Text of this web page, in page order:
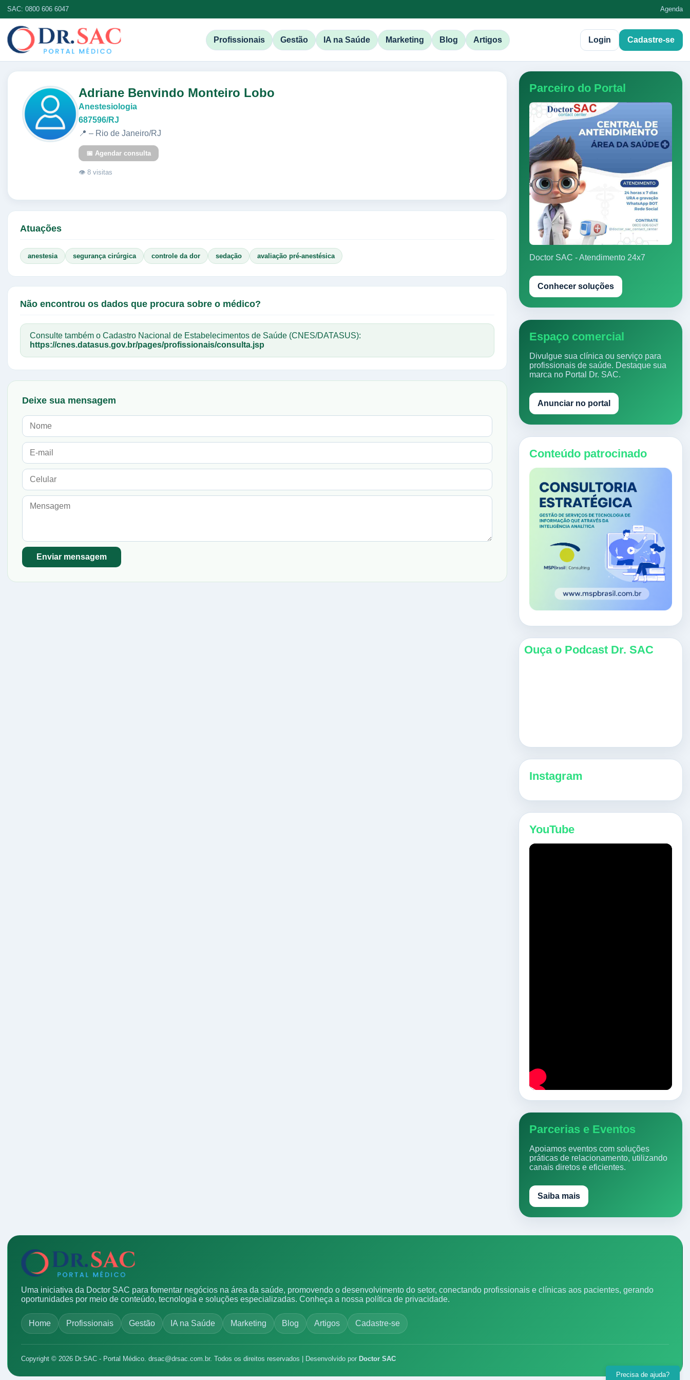
SAC: 0800 606 6047 Agenda
Profissionais Gestão IA na Saúde Marketing Blog Artigos Login Cadastre-se
Adriane Benvindo Monteiro Lobo
Anestesiologia
687596/RJ
📍 – Rio de Janeiro/RJ
📅 Agendar consulta
👁 8 visitas
Atuações
anestesia segurança cirúrgica controle da dor sedação avaliação pré-anestésica
Não encontrou os dados que procura sobre o médico?
Consulte também o Cadastro Nacional de Estabelecimentos de Saúde (CNES/DATASUS):
https://cnes.datasus.gov.br/pages/profissionais/consulta.jsp
Deixe sua mensagem
Parceiro do Portal
Doctor SAC - Atendimento 24x7
Conhecer soluções
Espaço comercial
Divulgue sua clínica ou serviço para
profissionais de saúde. Destaque sua
marca no Portal Dr. SAC.
Anunciar no portal
Conteúdo patrocinado
Ouça o Podcast Dr. SAC
Instagram
YouTube
Parcerias e Eventos
Apoiamos eventos com soluções
práticas de relacionamento, utilizando
canais diretos e eficientes.
Saiba mais
Uma iniciativa da Doctor SAC para fomentar negócios na área da saúde, promovendo o desenvolvimento do setor, conectando profissionais e clínicas aos pacientes, gerando
oportunidades por meio de conteúdo, tecnologia e soluções especializadas. Conheça a nossa política de privacidade.
Home Profissionais Gestão IA na Saúde Marketing Blog Artigos Cadastre-se
Copyright © 2026 Dr.SAC - Portal Médico. drsac@drsac.com.br. Todos os direitos reservados | Desenvolvido por Doctor SAC
Precisa de ajuda?